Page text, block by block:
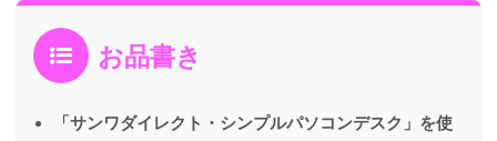
お品書き
「サンワダイレクト・シンプルパソコンデスク」を使